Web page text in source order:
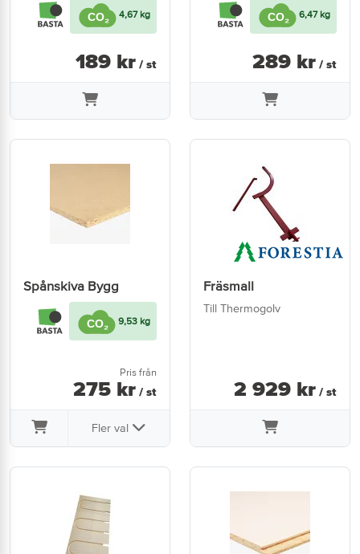
4,67 kg
189 kr / st
6,47 kg
289 kr / st
Spånskiva Bygg
9,53 kg
Pris från
275 kr / st
Fler val
Fräsmall
Till Thermogolv
2 929 kr / st